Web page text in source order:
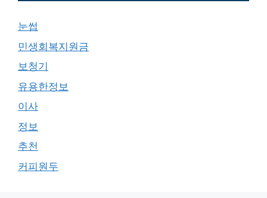
눈썹
민생회복지원금
보청기
유용한정보
이사
정보
추천
커피원두